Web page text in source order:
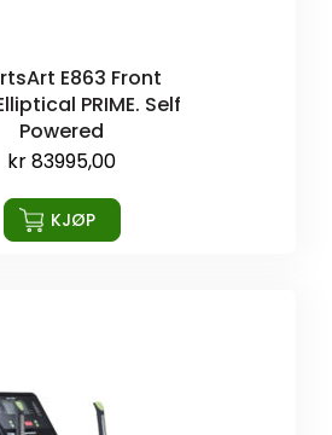
E863 Front
PRIME. Self
Powered
kr83995,00
KJØP